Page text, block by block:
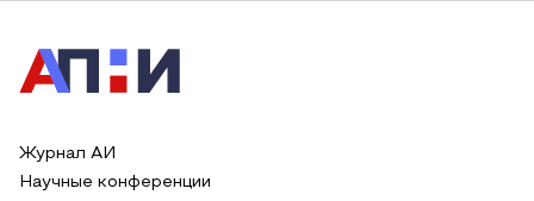
Журнал АИ
Научные конференции